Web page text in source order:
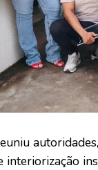
interiorização